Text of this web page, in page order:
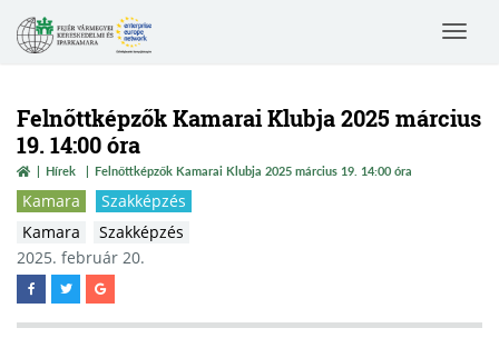
Toggle
Felnőttképzők Kamarai Klubja 2025 március
19. 14:00 óra
Hírek Felnőttképzők Kamarai Klubja 2025 március 19. 14:00 óra
Kamara
Szakképzés
Kamara
Szakképzés
2025. február 20.